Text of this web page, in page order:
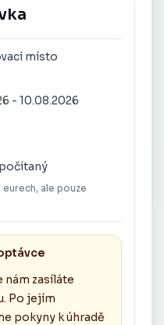
místo
- 10.08.2026
ale pouze
nám zasíláte
Po jejím
pokyny k úhradě